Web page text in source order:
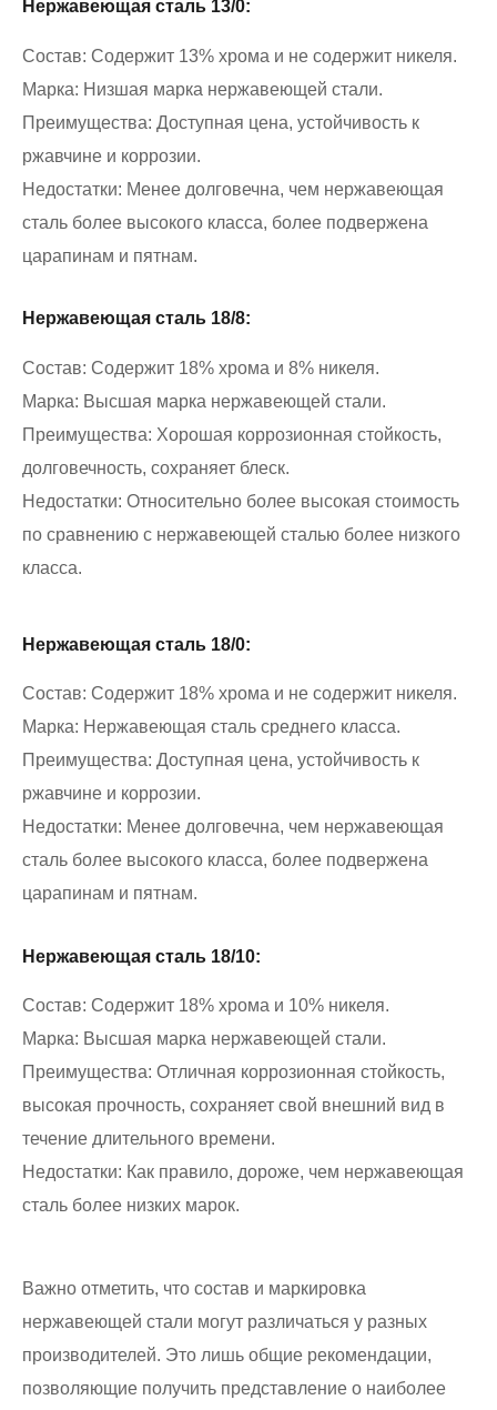
Нержавеющая сталь 13/0:
Состав: Содержит 13% хрома и не содержит никеля.
Марка: Низшая марка нержавеющей стали.
Преимущества: Доступная цена, устойчивость к
ржавчине и коррозии.
Недостатки: Менее долговечна, чем нержавеющая
сталь более высокого класса, более подвержена
царапинам и пятнам.
Нержавеющая сталь 18/8:
Состав: Содержит 18% хрома и 8% никеля.
Марка: Высшая марка нержавеющей стали.
Преимущества: Хорошая коррозионная стойкость,
долговечность, сохраняет блеск.
Недостатки: Относительно более высокая стоимость
по сравнению с нержавеющей сталью более низкого
класса.
Нержавеющая сталь 18/0:
Состав: Содержит 18% хрома и не содержит никеля.
Марка: Нержавеющая сталь среднего класса.
Преимущества: Доступная цена, устойчивость к
ржавчине и коррозии.
Недостатки: Менее долговечна, чем нержавеющая
сталь более высокого класса, более подвержена
царапинам и пятнам.
Нержавеющая сталь 18/10:
Состав: Содержит 18% хрома и 10% никеля.
Марка: Высшая марка нержавеющей стали.
Преимущества: Отличная коррозионная стойкость,
высокая прочность, сохраняет свой внешний вид в
течение длительного времени.
Недостатки: Как правило, дороже, чем нержавеющая
сталь более низких марок.
Важно отметить, что состав и маркировка
нержавеющей стали могут различаться у разных
производителей. Это лишь общие рекомендации,
позволяющие получить представление о наиболее